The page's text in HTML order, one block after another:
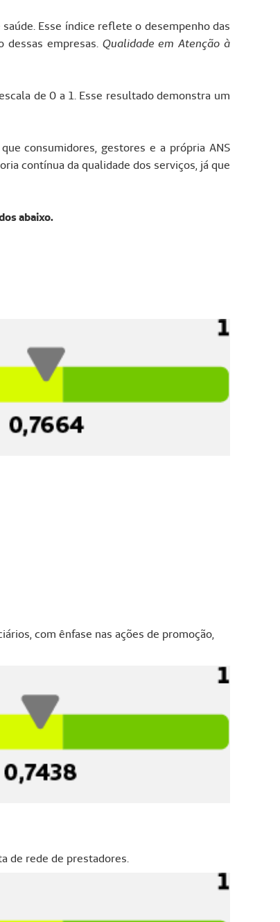
Esse índice reflete o desempenho das
dessas empresas. Qualidade em Atenção à
de 0 a 1. Esse resultado demonstra um
consumidores, gestores e a própria ANS
contínua da qualidade dos serviços, já que
abaixo.
com ênfase nas ações de promoção,
de rede de prestadores.